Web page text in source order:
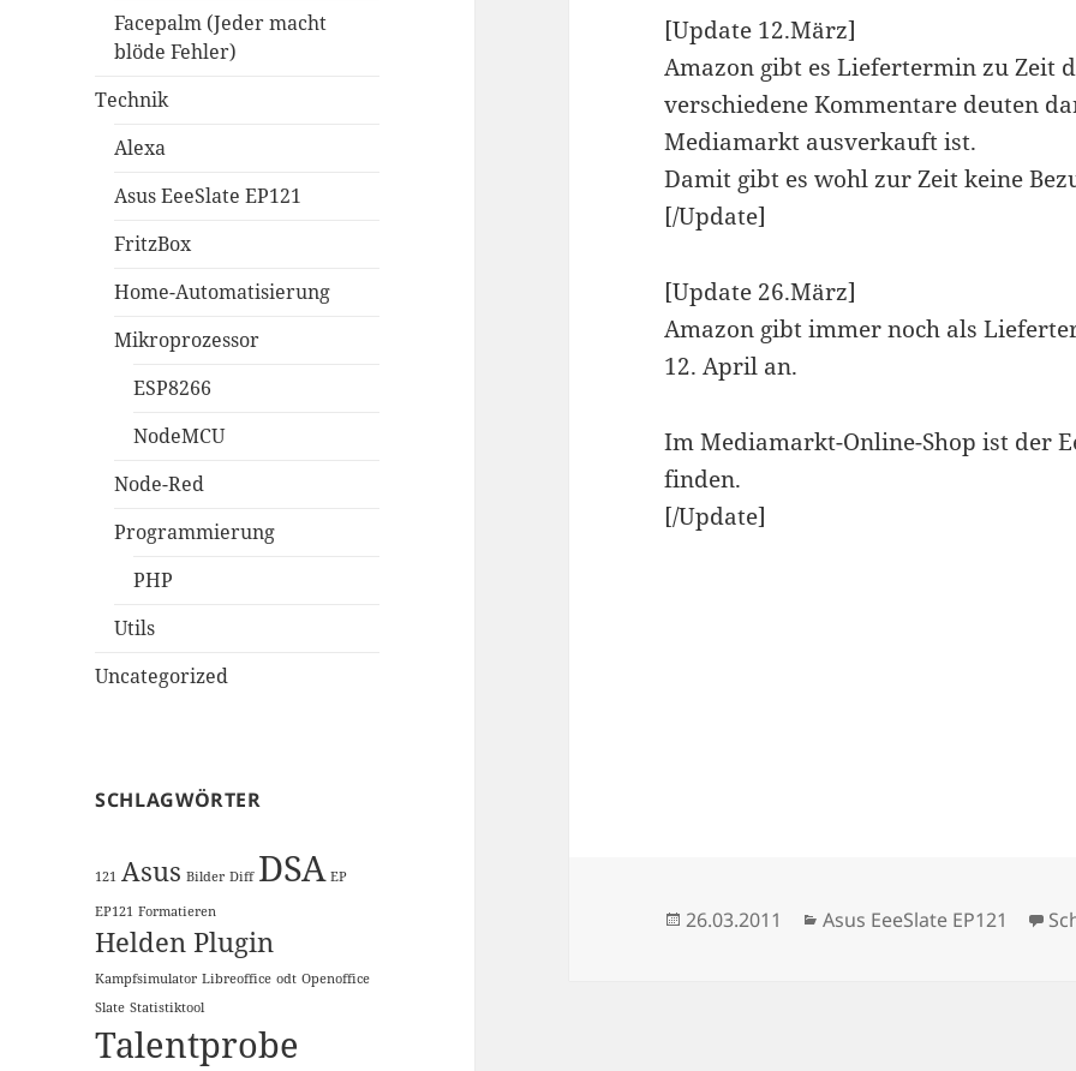
Facepalm (Jeder macht
blöde Fehler)
Technik
Alexa
Asus EeeSlate EP121
FritzBox
Home-Automatisierung
Mikroprozessor
ESP8266
NodeMCU
Node-Red
Programmierung
PHP
Utils
Uncategorized
SCHLAGWÖRTER
121 Asus Bilder Diff DSA EP
EP121 Formatieren
Helden Plugin
Kampfsimulator Libreoffice odt Openoffice
Slate Statistiktool
Talentprobe
[Update 12.März]
Amazon gibt es Liefertermin zu Zeit
verschiedene Kommentare deuten
Mediamarkt ausverkauft ist.
Damit gibt es wohl zur Zeit keine
[/Update]
[Update 26.März]
Amazon gibt immer noch als
12. April an.
Im Mediamarkt-Online-Shop ist der
finden.
[/Update]
Veröffentlicht
26.03.2011 Kategorien
Asus EeeSlate EP121